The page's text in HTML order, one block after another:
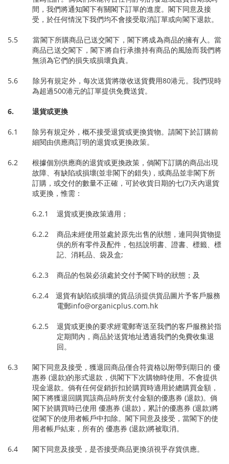
間，我們將通知閣下有關閣下訂單的進度。閣下同意及接
受，於任何情況下我們均不會接受取消訂單或向閣下退款。
5.5 當閣下所購商品已送交閣下，閣下將成為商品的擁有人。當
商品已送交閣下，閣下將自行承擔持有商品的風險而我們將
無須為它們的損失或損壞負責。
5.6 除另有規定外，每次送貨將徵收送貨費用80港元。我們現時
為超過500港元的訂單提供免費送貨。
6. 退貨或更換
6.1 除另有規定外，概不接受退貨或更換貨物。請閣下於訂購前
細閱由供應商訂明的退貨或更換政策。
6.2 根據個別供應商的退貨或更換政策，倘閣下訂購的商品出現
故障、有缺陷或損壞(並非閣下的錯失)，或商品並非閣下所
訂購，或交付的數量不正確，可於收貨日期的七(7)天內退貨
或更換，惟需：
6.2.1 退貨或更換政策適用；
6.2.2 商品未經使用並處於原先出售的狀態，連同與貨物提
供的所有零件及配件，包括說明書、證書、標籤、標
記、消耗品、袋及盒;
6.2.3 商品的包裝必須處於交付予閣下時的狀態；及
6.2.4 退貨有缺陷或損壞的貨品須提供貨品圖片予客戶服務
電郵info@organicplus.com.hk
6.2.5 退貨或更換的要求經電郵寄送至我們的客戶服務於指
定期間內，商品於送貨地址透過我們的免費收集退
回。
6.3 閣下同意及接受，獲退回商品僅合符資格以附帶到期日的 優
惠券 (退款)的形式退款，供閣下下次購物時使用。不會提供
現金退款。倘有任何促銷折扣於購買時適用於總購買金額，
閣下將獲退回購買該商品時所支付金額的優惠券 (退款)。倘
閣下於購買時已使用 優惠券 (退款)，累計的優惠券 (退款)將
從閣下的使用者帳戶中扣除。閣下同意及接受，當閣下的使
用者帳戶結束，所有的 優惠券 (退款)將被取消。
6.4 閣下同意及接受，是否接受商品更換須視乎存貨供應。